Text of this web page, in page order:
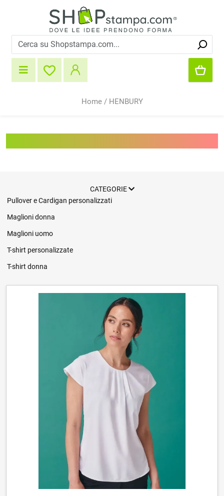
Home/ HENBURY
CATEGORIE
Pullover e Cardigan personalizzati
Maglioni donna
Maglioni uomo
T-shirt personalizzate
T-shirt donna